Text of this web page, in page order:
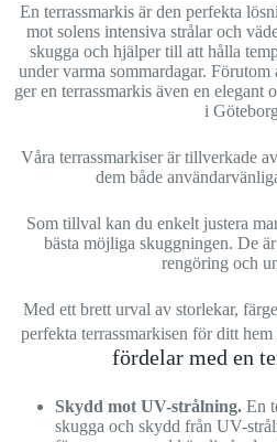
En terrassmarkis är den perfekta
mot solens intensiva strålar och
skugga och hjälper till att hålla
under varma sommardagar.
ger en terrassmarkis även en elegant
i
Våra terrassmarkiser är tillverkade
dem både
Som tillval kan du enkelt justera
bästa möjliga skuggningen. De
rengöring och
Med ett brett urval av storlekar,
perfekta terrassmarkisen för ditt
fördelar med en
Skydd mot UV-strålning. En
skugga och skydd från UV-